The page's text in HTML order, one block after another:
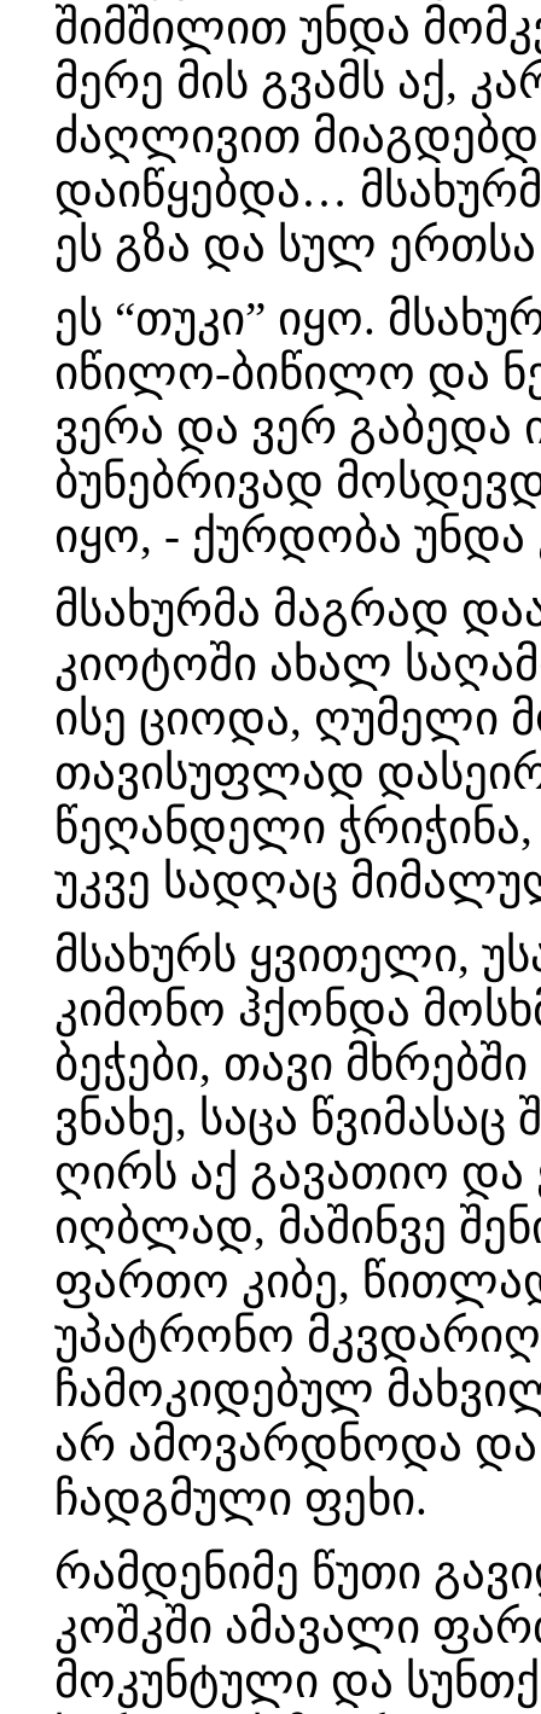
შიმშილით უნდა
მერე მის გვამს აქ,
ძაღლივით
დაიწყებდა…
ეს გზა და სულ ერთსა
ეს “თუკი” იყო.
იწილო-ბიწილო და
ვერა და ვერ გაბედა
ბუნებრივად
იყო, - ქურდობა უნდა
მსახურმა მაგრად
კიოტოში ახალ
ისე ციოდა, ღუმელი
თავისუფლად
წეღანდელი
უკვე სადღაც
მსახურს ყვითელი,
კიმონო ჰქონდა
ბეჭები, თავი
ვნახე, საცა
ღირს აქ გავათიო და
იღბლად, მაშინვე
ფართო კიბე,
უპატრონო
ჩამოკიდებულ
არ ამოვარდნოდა და
ჩადგმული ფეხი.
რამდენიმე წუთი
კოშკში ამავალი
მოკუნტული და